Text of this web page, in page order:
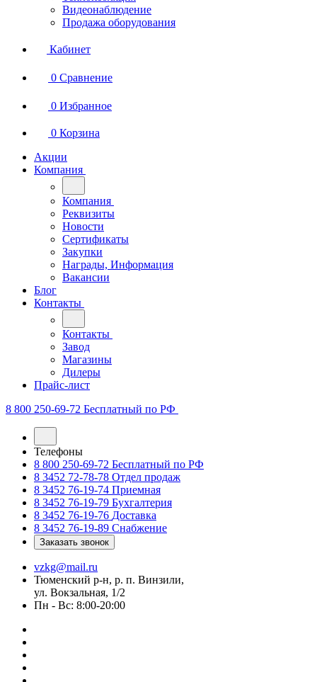
Видеонаблюдение
Продажа оборудования
Кабинет
0 Сравнение
0 Избранное
0 Корзина
Акции
Компания
Компания
Реквизиты
Новости
Сертификаты
Закупки
Награды, Информация
Вакансии
Блог
Контакты
Контакты
Завод
Магазины
Дилеры
Прайс-лист
8 800 250-69-72 Бесплатный по РФ
Телефоны
8 800 250-69-72 Бесплатный по РФ
8 3452 72-78-78 Отдел продаж
8 3452 76-19-74 Приемная
8 3452 76-19-79 Бухгалтерия
8 3452 76-19-76 Доставка
8 3452 76-19-89 Снабжение
Заказать звонок
vzkg@mail.ru
Тюменский р-н, р. п. Винзили,
ул. Вокзальная, 1/2
Пн - Вс: 8:00-20:00